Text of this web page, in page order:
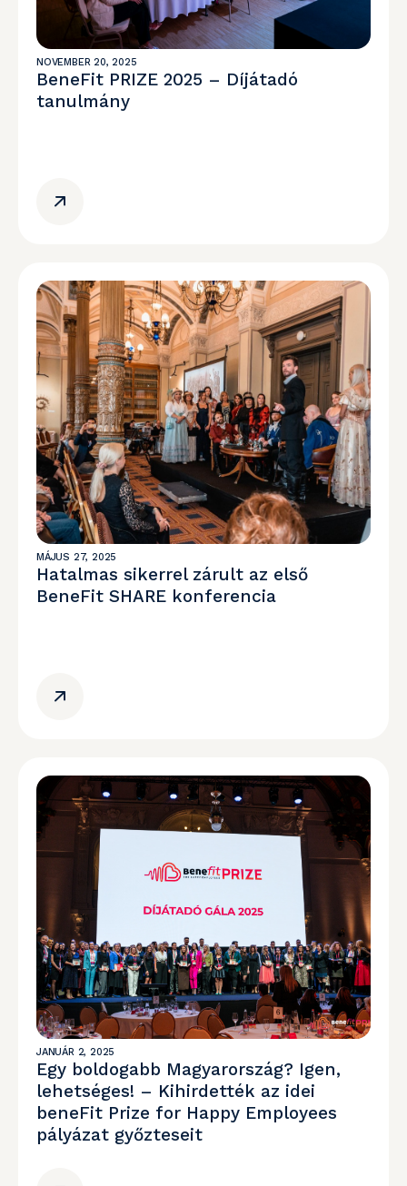
NOVEMBER 20, 2025
BeneFit PRIZE 2025 – Díjátadó
tanulmány
MÁJUS 27, 2025
Hatalmas sikerrel zárult az első
BeneFit SHARE konferencia
JANUÁR 2, 2025
Egy boldogabb Magyarország? Igen,
lehetséges! – Kihirdették az idei
beneFit Prize for Happy Employees
pályázat győzteseit